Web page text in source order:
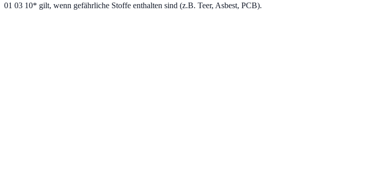
01 03 10* gilt, wenn gefährliche Stoffe enthalten sind (z.B. Teer, Asbest, PCB).